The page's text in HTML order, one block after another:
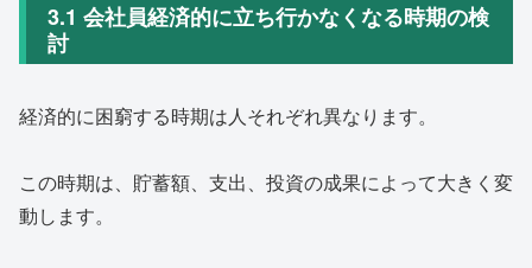
3.1 会社員経済的に立ち行かなくなる時期の検
討
経済的に困窮する時期は人それぞれ異なります。
この時期は、貯蓄額、支出、投資の成果によって大きく変
動します。